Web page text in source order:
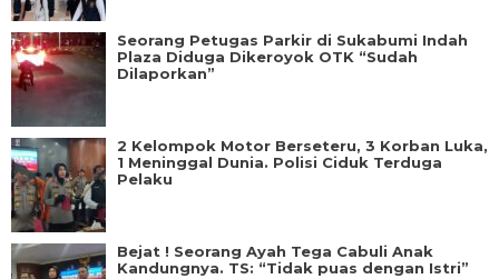
Seorang Petugas Parkir di Sukabumi Indah
Plaza Diduga Dikeroyok OTK “Sudah
Dilaporkan”
2 Kelompok Motor Berseteru, 3 Korban Luka,
1 Meninggal Dunia. Polisi Ciduk Terduga
Pelaku
Bejat ! Seorang Ayah Tega Cabuli Anak
Kandungnya. TS: “Tidak puas dengan Istri”